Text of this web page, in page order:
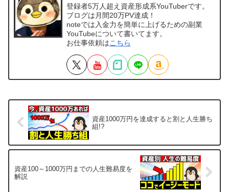
登録者5万人超え資産形成系YouTuberです。
ブログは月間20万PV達成！
noteでは入金力を簡単に上げるための副業
YouTubeについて書いてます。
お仕事依頼はこちら
資産1000万円を達成すると割と人生勝ち
組!?
資産100～1000万円までの人生難易度を
解説